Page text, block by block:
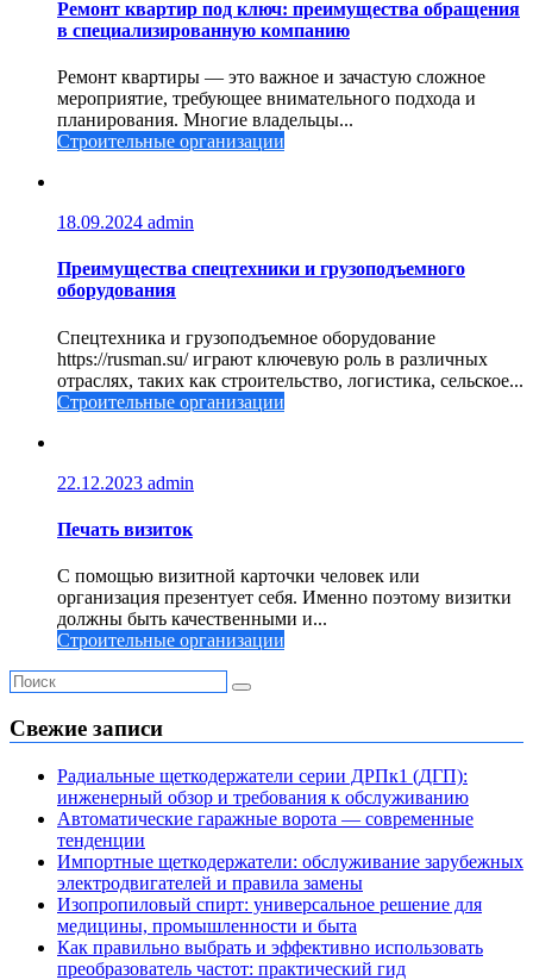
Ремонт квартир под ключ: преимущества обращения
в специализированную компанию
Ремонт квартиры — это важное и зачастую сложное
мероприятие, требующее внимательного подхода и
планирования. Многие владельцы...
Строительные организации
18.09.2024 admin
Преимущества спецтехники и грузоподъемного
оборудования
Спецтехника и грузоподъемное оборудование
https://rusman.su/ играют ключевую роль в различных
отраслях, таких как строительство, логистика, сельское...
Строительные организации
22.12.2023 admin
Печать визиток
С помощью визитной карточки человек или
организация презентует себя. Именно поэтому визитки
должны быть качественными и...
Строительные организации
Свежие записи
Радиальные щеткодержатели серии ДРПк1 (ДГП):
инженерный обзор и требования к обслуживанию
Автоматические гаражные ворота — современные
тенденции
Импортные щеткодержатели: обслуживание зарубежных
электродвигателей и правила замены
Изопропиловый спирт: универсальное решение для
медицины, промышленности и быта
Как правильно выбрать и эффективно использовать
преобразователь частот: практический гид